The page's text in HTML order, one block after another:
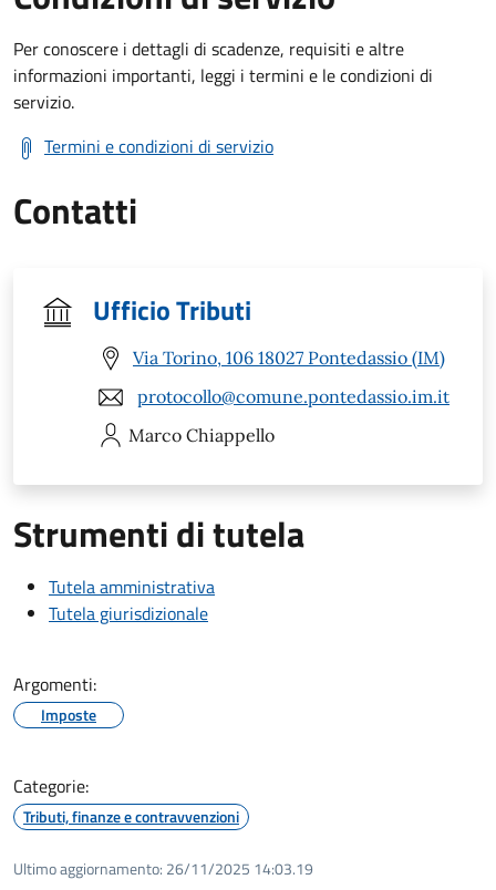
Per conoscere i dettagli di scadenze, requisiti e altre
informazioni importanti, leggi i termini e le condizioni di
servizio.
Termini e condizioni di servizio
Contatti
Ufficio Tributi
Via Torino, 106 18027 Pontedassio (IM)
protocollo@comune.pontedassio.im.it
Marco Chiappello
Strumenti di tutela
Tutela amministrativa
Tutela giurisdizionale
Argomenti:
Imposte
Categorie:
Tributi, finanze e contravvenzioni
Ultimo aggiornamento: 26/11/2025 14:03.19